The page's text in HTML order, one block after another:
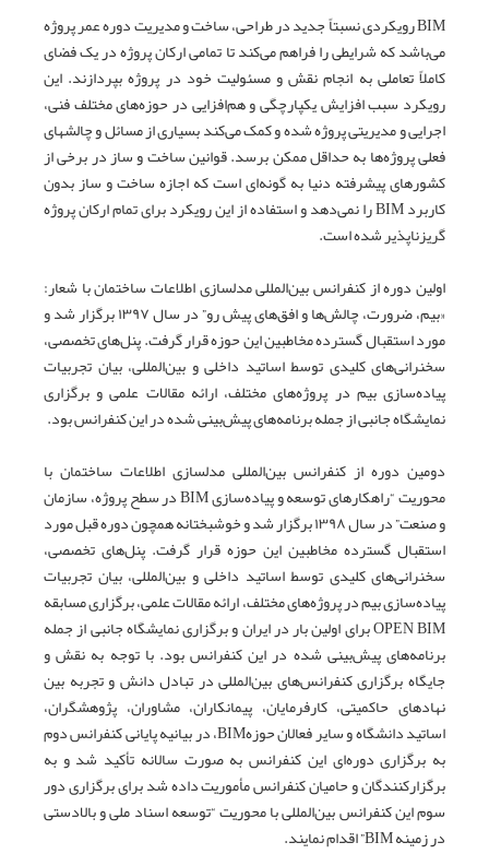
BIM رویکردی نسبتاً جدید در طراحی، ساخت و مدیریت دوره عمر پروژه‌
می‌باشد که شرایطی را فراهم می‌کند تا تمامی ارکان پروژه در یک فضای
کاملاً تعاملی به انجام نقش و مسئولیت خود در پروژه بپردازند. این
رویکرد سبب افزایش یکپارچگی و هم‌افزایی در حوزه‌های مختلف فنی،
اجرایی و مدیریتی پروژه شده و کمک می‌کند بسیاری از مسائل و چالشهای
فعلی پروژه‌ها به حداقل ممکن برسد. قوانین ساخت و ساز در برخی از
کشورهای پیشرفته دنیا به گونه‌ای است که اجازه ساخت و ساز بدون
کاربرد BIM را نمی‌دهد و استفاده از این رویکرد برای تمام ارکان پروژه
گریزناپذیر شده است.
اولین دوره از کنفرانس بین‌المللی مدلسازی اطلاعات ساختمان با شعار:
«بیم، ضرورت، چالش‌ها و افق‌های پیش رو” در سال ۱۳۹۷ برگزار شد و
مورد استقبال گسترده مخاطبین این حوزه قرار گرفت. پنل‌های تخصصی،
سخنرانی‌های کلیدی توسط اساتید داخلی و بین‌المللی، بیان تجربیات
پیاده‌سازی بیم در پروژه‌های مختلف، ارائه مقالات علمی و برگزاری
نمایشگاه جانبی از جمله برنامه‌های پیش‌بینی شده در این کنفرانس بود.
دومین دوره از کنفرانس بین‌المللی مدلسازی اطلاعات ساختمان با
محوریت “راهکارهای توسعه و پیاده‌سازی BIM در سطح پروژه، سازمان
و صنعت” در سال ۱۳۹۸ برگزار شد و خوشبختانه همچون دوره قبل مورد
استقبال گسترده مخاطبین این حوزه قرار گرفت. پنل‌های تخصصی،
سخنرانی‌های کلیدی توسط اساتید داخلی و بین‌المللی، بیان تجربیات
پیاده‌سازی بیم در پروژه‌های مختلف، ارائه مقالات علمی، برگزاری مسابقه
OPEN BIM برای اولین بار در ایران و برگزاری نمایشگاه جانبی از جمله
برنامه‌های پیش‌بینی شده در این کنفرانس بود. با توجه به نقش و
جایگاه برگزاری کنفرانس‌های بین‌المللی در تبادل دانش و تجربه بین
نهادهای حاکمیتی، کارفرمایان، پیمانکاران، مشاوران، پژوهشگران،
اساتید دانشگاه و سایر فعالان حوزهBIM، در بیانیه پایانی کنفرانس دوم
به برگزاری دوره‌ای این کنفرانس به صورت سالانه تأکید شد و به
برگزارکنندگان و حامیان کنفرانس مأموریت داده شد برای برگزاری دور
سوم این کنفرانس بین‌المللی با محوریت “توسعه اسناد ملی و بالادستی
در زمینه BIM” اقدام نمایند.